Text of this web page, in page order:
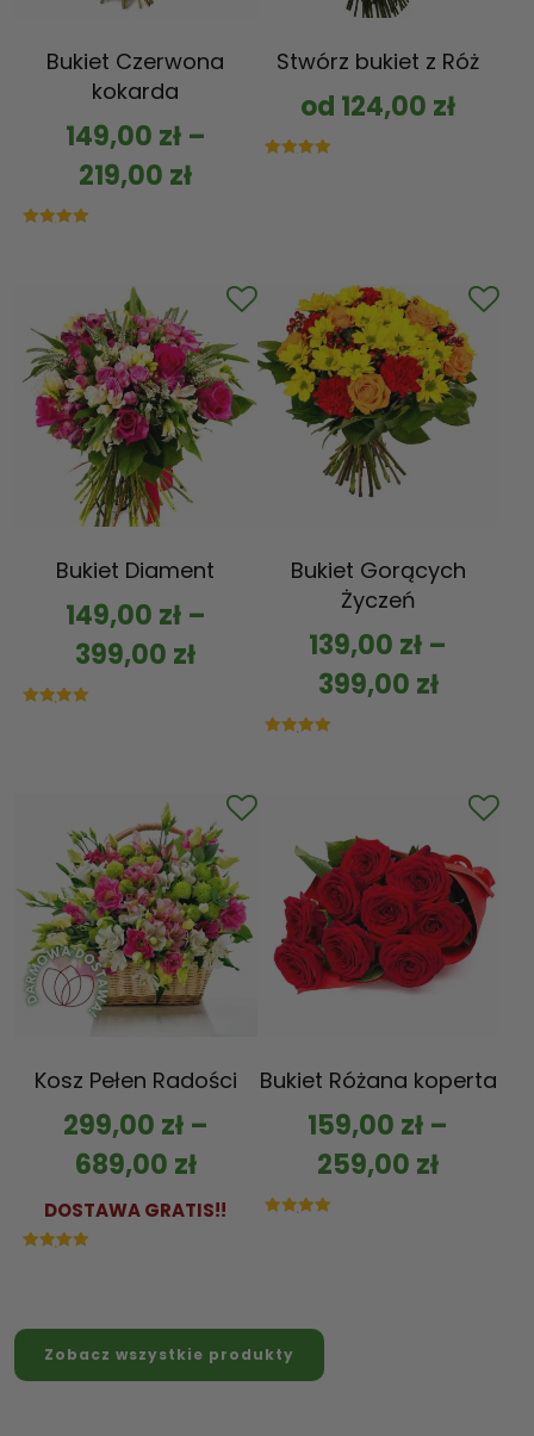
Bukiet Czerwona
kokarda
149,00 zł–
219,00 zł
Stwórz bukiet z Róż
od 124,00 zł
Bukiet Diament
149,00 zł–
399,00 zł
Bukiet Gorących
Życzeń
139,00 zł –
399,00 zł
Kosz Pełen Radości
299,00 zł–
689,00 zł
DOSTAWA GRATIS!!
Bukiet Różana koperta
159,00 zł –
259,00 zł
Zobacz wszystkie produkty